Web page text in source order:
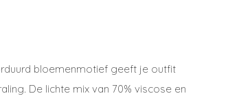
bloemenmotief geeft je outfit
De lichte mix van 70% viscose en